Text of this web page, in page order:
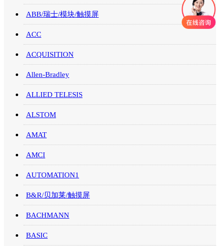
ABB/瑞士/模块/触摸屏
ACC
ACQUISITION
Allen-Bradley
ALLIED TELESIS
ALSTOM
AMAT
AMCI
AUTOMATION1
B&R/贝加莱/触摸屏
BACHMANN
BASIC